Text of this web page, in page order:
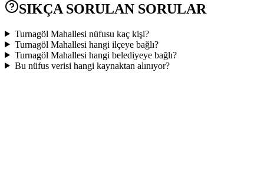
SIKÇA SORULAN SORULAR
Turnagöl Mahallesi nüfusu kaç kişi?
Turnagöl Mahallesi hangi ilçeye bağlı?
Turnagöl Mahallesi hangi belediyeye bağlı?
Bu nüfus verisi hangi kaynaktan alınıyor?